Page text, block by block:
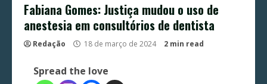
Fabiana Gomes: Justiça mudou o uso de
anestesia em consultórios de dentista
Redação 18 de março de 2024 2 min read
Spread the love